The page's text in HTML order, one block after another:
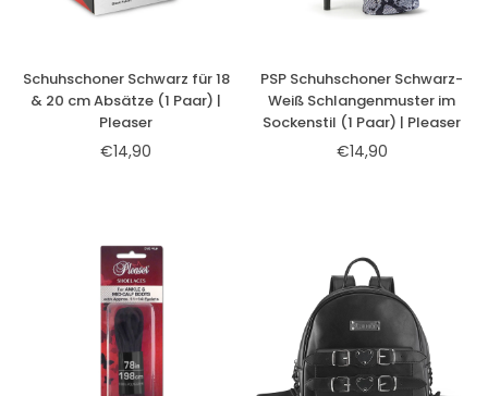
Schuhschoner Schwarz für 18
& 20 cm Absätze (1 Paar) |
Pleaser
Normaler
€14,90
PSP Schuhschoner Schwarz-
Weiß Schlangenmuster im
Sockenstil (1 Paar) | Pleaser
Normaler
€14,90